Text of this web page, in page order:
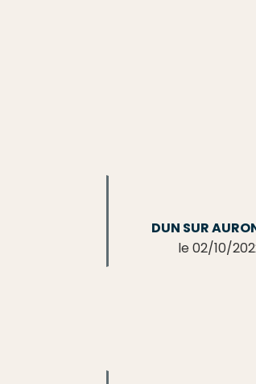
DUN SUR
le 02/10/